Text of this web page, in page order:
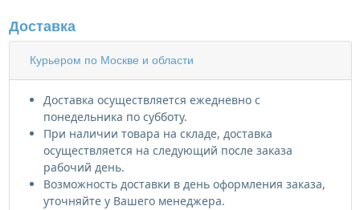
Доставка
Курьером по Москве и области
Доставка осуществляется ежедневно с
понедельника по субботу.
При наличии товара на складе, доставка
осуществляется на следующий после заказа
рабочий день.
Возможность доставки в день оформления заказа,
уточняйте у Вашего менеджера.